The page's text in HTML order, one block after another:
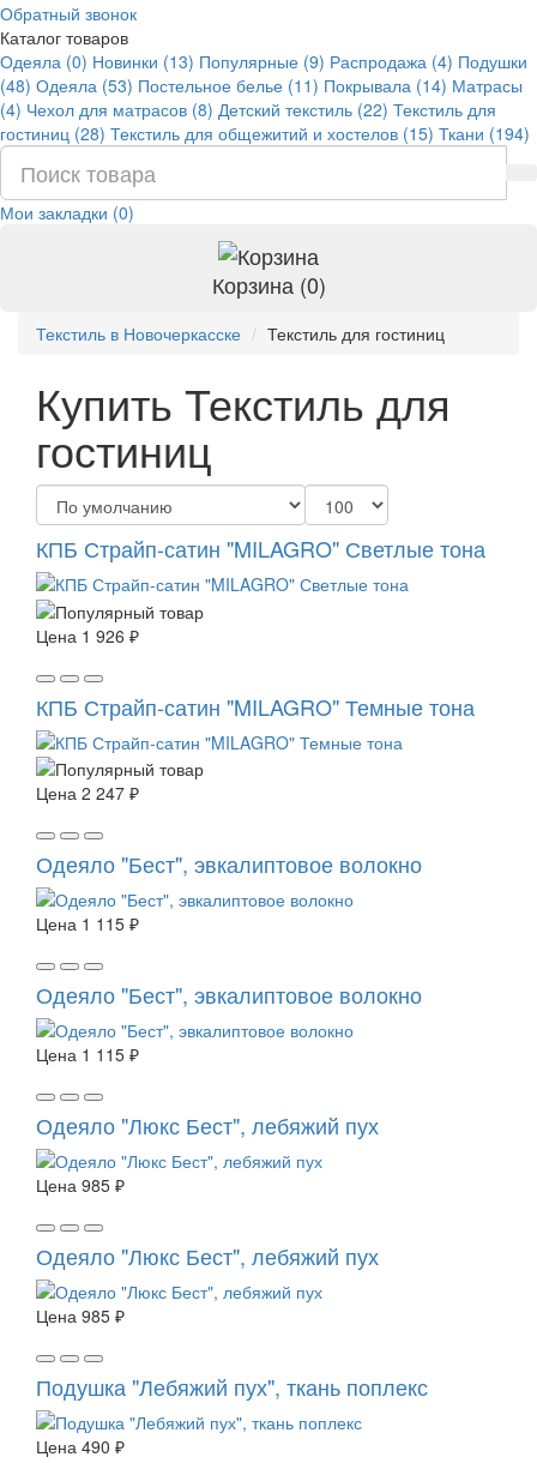
Обратный звонок
Каталог товаров
Одеяла (0) Новинки (13) Популярные (9) Распродажа (4) Подушки
(48) Одеяла (53) Постельное белье (11) Покрывала (14) Матрасы
(4) Чехол для матрасов (8) Детский текстиль (22) Текстиль для
гостиниц (28) Текстиль для общежитий и хостелов (15) Ткани (194)
Мои закладки (0)
Корзина (0)
Текстиль в Новочеркасске Текстиль для гостиниц
Купить Текстиль для
гостиниц
КПБ Страйп-сатин "MILAGRO" Светлые тона
Цена 1 926 ₽
КПБ Страйп-сатин "MILAGRO" Темные тона
Цена 2 247 ₽
Одеяло "Бест", эвкалиптовое волокно
Цена 1 115 ₽
Одеяло "Бест", эвкалиптовое волокно
Цена 1 115 ₽
Одеяло "Люкс Бест", лебяжий пух
Цена 985 ₽
Одеяло "Люкс Бест", лебяжий пух
Цена 985 ₽
Подушка "Лебяжий пух", ткань поплекс
Цена 490 ₽